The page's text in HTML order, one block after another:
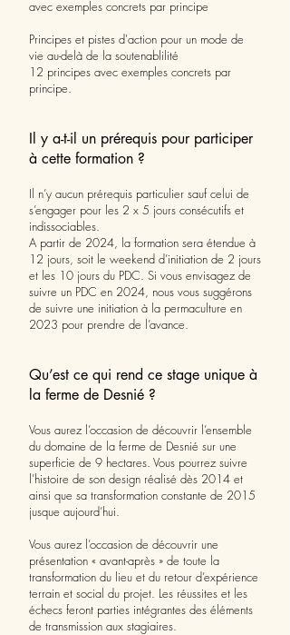
avec exemples concrets par principe
Principes et pistes d'action pour un mode de
vie au-delà de la soutenablilité
12 principes avec exemples concrets par
principe.
Il y a-t-il un prérequis pour participer
à cette formation ?
Il n’y aucun prérequis particulier sauf celui de
s’engager pour les 2 x 5 jours consécutifs et
indissociables.
A partir de 2024, la formation sera étendue à
12 jours, soit le weekend d’initiation de 2 jours
et les 10 jours du PDC. Si vous envisagez de
suivre un PDC en 2024, nous vous suggérons
de suivre une initiation à la permaculture en
2023 pour prendre de l’avance.
Qu’est ce qui rend ce stage unique à
la ferme de Desnié ?
Vous aurez l’occasion de découvrir l’ensemble
du domaine de la ferme de Desnié sur une
superficie de 9 hectares. Vous pourrez suivre
l’histoire de son design réalisé dès 2014 et
ainsi que sa transformation constante de 2015
jusque aujourd’hui.
Vous aurez l’occasion de découvrir une
présentation « avant-après » de toute la
transformation du lieu et du retour d’expérience
terrain et social du projet. Les réussites et les
échecs feront parties intégrantes des éléments
de transmission aux stagiaires.